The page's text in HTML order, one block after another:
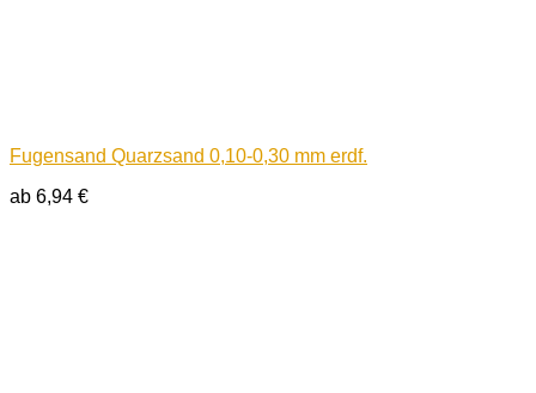
Fugensand Quarzsand 0,10-0,30 mm erdf.
ab 6,94 €